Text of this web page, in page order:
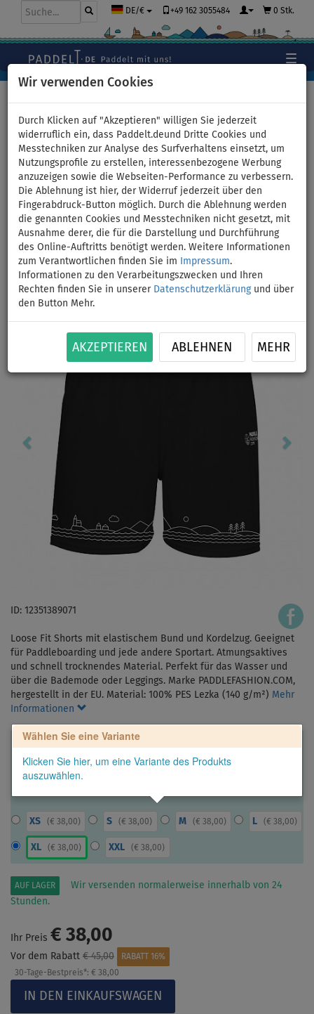
Wir verwenden Cookies
Durch Klicken auf "Akzeptieren" willigen Sie jederzeit
widerruflich ein, dass Paddelt.deund Dritte Cookies und
Messtechniken zur Analyse des Surfverhaltens einsetzt, um
Nutzungsprofile zu erstellen, interessenbezogene Werbung
anzuzeigen sowie die Webseiten-Performance zu verbessern.
Die Ablehnung ist hier, der Widerruf jederzeit über den
Fingerabdruck-Button möglich. Durch die Ablehnung werden
die genannten Cookies und Messtechniken nicht gesetzt, mit
Ausnahme derer, die für die Darstellung und Durchführung
des Online-Auftritts benötigt werden. Weitere Informationen
zum Verantwortlichen finden Sie im
Impressum.
Informationen zu den Verarbeitungszwecken und Ihren
Rechten finden Sie in unserer Datenschutzerklärungund über
den Button Mehr.
AKZEPTIEREN ABLEHNEN MEHR
DE/€ +49 162 3055484 0 Stk.
Loose Fit Shorts Damen
PADDLEBOARDING BLACK -
Größe: XL
BIS
-16 %
UNSER
TIPP
Previous Next
ID: 12351389071
Loose Fit Shorts mit elastischem Bund und Kordelzug. Geeignet
für Paddleboarding und jede andere Sportart. Atmungsaktives
und schnell trocknendes Material. Perfekt für das Wasser und
über die Bademode oder Leggings. Marke PADDLEFASHION.COM,
hergestellt in der EU. Material: 100% PES Lezka (140 g/m²) Mehr
Informationen
Wählen Sie eine Variante
Klicken Sie hier, um eine Variante des Produkts
auszuwählen.
XS ( € 38,00) S (€ 38,00) M ( € 38,00) L ( € 38,00)
XL ( € 38,00) XXL (€ 38,00)
AUF LAGER
Wir versenden normalerweise innerhalb von 24
Stunden.
Ihr Preis € 38,00
Vor dem Rabatt € 45,00
RABATT 16%
30-Tage-Bestpreis*: € 38,00